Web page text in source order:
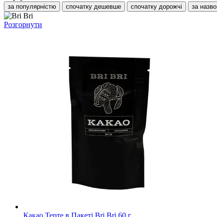
за популярністю спочатку дешевше спочатку дорожчі за
Розгорнути
Какао Терте в Пакеті Bri Bri 60 г